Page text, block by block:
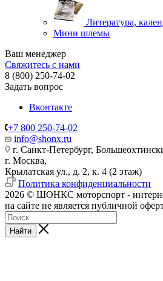
Литература,
Мини шлемы
Ваш менеджер
Свяжитесь с нами
8 (800) 250-74-02
Задать вопрос
Вконтакте
+7 800 250-74-02
info@shonx.ru
г. Санкт-Петербург,
г. Москва,
Крылатская ул., д. 2, к. 4 (2 этаж)
Политика конфиденциальности
2026 © ШОНКС моторспорт -
на сайте не является публичной
Найти